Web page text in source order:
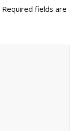
Required fields are